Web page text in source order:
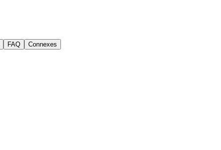
FAQ Connexes